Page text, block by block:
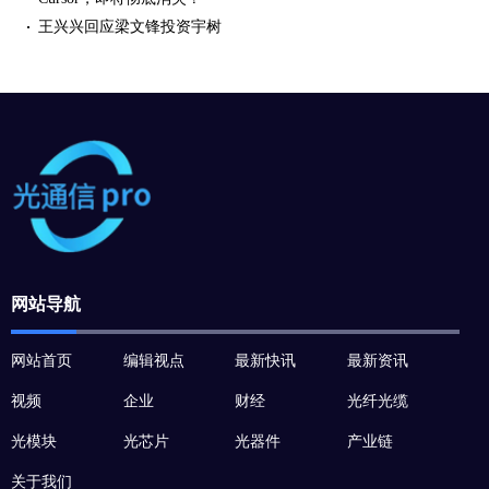
王兴兴回应梁文锋投资宇树
网站导航
网站首页 编辑视点 最新快讯 最新资讯
视频 企业 财经 光纤光缆
光模块 光芯片 光器件 产业链
关于我们